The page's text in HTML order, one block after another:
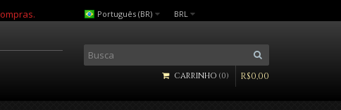
Português (BR) BRL
CARRINHO 0 R$0,00